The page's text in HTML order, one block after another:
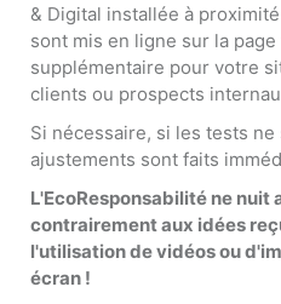
& Digital installée à
sont mis en ligne sur la
supplémentaire pour votre
clients ou prospects
Si nécessaire, si les tests
ajustements sont faits
L'EcoResponsabilité ne nuit
contrairement aux idées
l'utilisation de vidéos ou
écran !